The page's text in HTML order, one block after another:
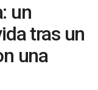
un
tras un
una